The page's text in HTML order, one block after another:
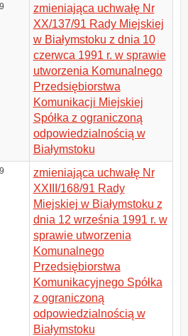
zmieniająca uchwałę Nr
XX/137/91 Rady Miejskiej
w Białymstoku z dnia 10
czerwca 1991 r. w sprawie
utworzenia Komunalnego
Przedsiębiorstwa
Komunikacji Miejskiej
Spółka z ograniczoną
odpowiedzialnością w
Białymstoku
zmieniająca uchwałę Nr
XXIII/168/91 Rady
Miejskiej w Białymstoku z
dnia 12 września 1991 r. w
sprawie utworzenia
Komunalnego
Przedsiębiorstwa
Komunikacyjnego Spółka
z ograniczoną
odpowiedzialnością w
Białymstoku